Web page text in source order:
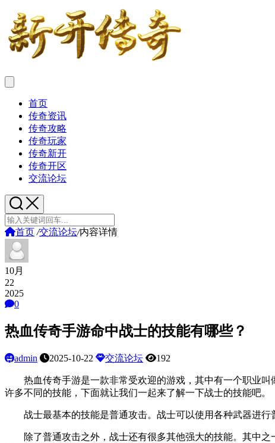
首页
传奇资讯
传奇攻略
传奇玩家
传奇新开
传奇开区
交流论坛
首页 /交流论坛/内容详情
10月
22
2025
0
热血传奇手游命中战士的技能有哪些？
admin 2025-10-22 交流论坛 192
热血传奇手游是一款非常受欢迎的游戏，其中有一个职业叫
许多不同的技能，下面就让我们一起来了解一下战士的技能吧。
战士最基本的技能是普通攻击。战士可以使用各种武器进行
除了普通攻击之外，战士还有很多其他强大的技能。其中之